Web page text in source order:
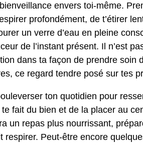
envers toi-même.
profondément, de t’étirer
un verre d’eau en pleine
de l’instant présent. Il n’est
dans ta façon de prendre soin
ce regard tendre posé sur tes
ton quotidien pour
fait du bien et de la placer au
un repas plus nourrissant,
Peut-être encore